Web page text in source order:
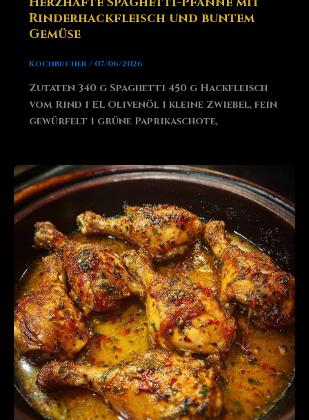
Rinderhackfleisch und buntem
Gemüse
Kochbucher/ 07/06/2026
Zutaten 340 g Spaghetti 450 g Hackfleisch
vom Rind 1 EL Olivenöl 1 kleine Zwiebel, fein
gewürfelt 1 grüne Paprikaschote,